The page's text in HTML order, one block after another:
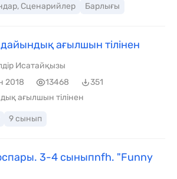
Сценарийлер Барлығы
ағылшын тілінен
Исатайқызы
2018
13468
351
ағылшын тілінен
9 сынып
3-4 сыныпnfh. "Funny